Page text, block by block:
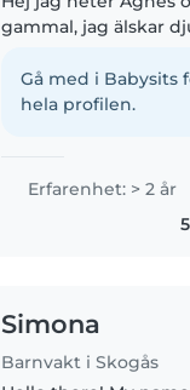
gammal, jag älskar
älskar att ta hand om
tycker de är ett kul
Gå med i Babysits
hela profilen.
Erfarenhet: > 2 år
Simona
Barnvakt i Skogås